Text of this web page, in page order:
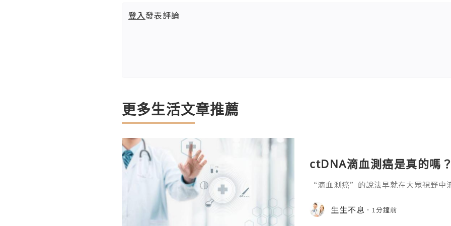
登入發表評論
更多生活文章推薦
ctDNA滴血測癌是真的嗎
“滴血測癌”的說法早就在大眾視野中
有懷疑態度，隨著液體活檢技術的不
血測癌方案逐漸成熟，ctDNA滴血測
生生不息 1分鐘前